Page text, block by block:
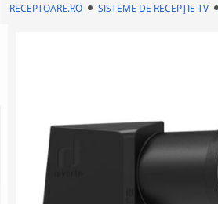
RECEPTOARE.RO SISTEME DE RECEPȚIE TV